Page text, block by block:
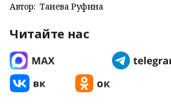
Автор: Таҗиева Руфина
Читайте нас